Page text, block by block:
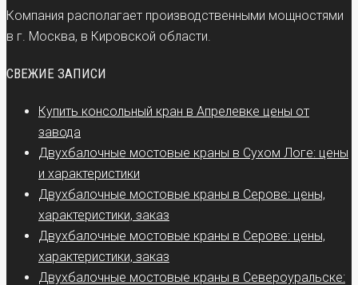
Компания располагает производственными мощностями
в г. Москва, в Кировской области.
СВЕЖИЕ ЗАПИСИ
Купить консольный кран в Апрелевке цены от
завода
Двухбалочные мостовые краны в Сухом Логе: цены
и характеристики
Двухбалочные мостовые краны в Серове: цены,
характеристики, заказ
Двухбалочные мостовые краны в Серове: цены,
характеристики, заказ
Двухбалочные мостовые краны в Североуральске: